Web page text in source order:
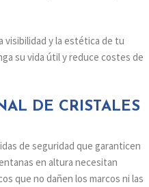
visibilidad y la estética de tu
su vida útil y reduce costes de
DE CRISTALES
de seguridad que garanticen
en altura necesitan
que no dañen los marcos ni las